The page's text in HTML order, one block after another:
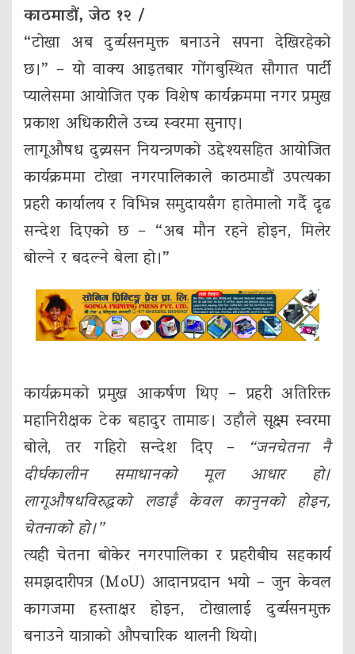
काठमाडौं, जेठ १२ /
“टोखा अब दुर्व्यसनमुक्त बनाउने सपना देखिरहेको
छ।” – यो वाक्य आइतबार गोंगबुस्थित सौगात पार्टी
प्यालेसमा आयोजित एक विशेष कार्यक्रममा नगर प्रमुख
प्रकाश अधिकारीले उच्च स्वरमा सुनाए।
लागूऔषध दुव्र्यसन नियन्त्रणको उद्देश्यसहित आयोजित
कार्यक्रममा टोखा नगरपालिकाले काठमाडौं उपत्यका
प्रहरी कार्यालय र विभिन्न समुदायसँग हातेमालो गर्दै दृढ
सन्देश दिएको छ – “अब मौन रहने होइन, मिलेर
बोल्ने र बदल्ने बेला हो।”
कार्यक्रमको प्रमुख आकर्षण थिए – प्रहरी अतिरिक्त
महानिरीक्षक टेक बहादुर तामाङ। उहाँले सूक्ष्म स्वरमा
बोले, तर गहिरो सन्देश दिए – “जनचेतना नै
दीर्घकालीन समाधानको मूल आधार हो।
लागूऔषधविरुद्धको लडाइँ केवल कानुनको होइन,
चेतनाको हो।”
त्यही चेतना बोकेर नगरपालिका र प्रहरीबीच सहकार्य
समझदारीपत्र (MoU) आदानप्रदान भयो – जुन केवल
कागजमा हस्ताक्षर होइन, टोखालाई दुर्व्यसनमुक्त
बनाउने यात्राको औपचारिक थालनी थियो।